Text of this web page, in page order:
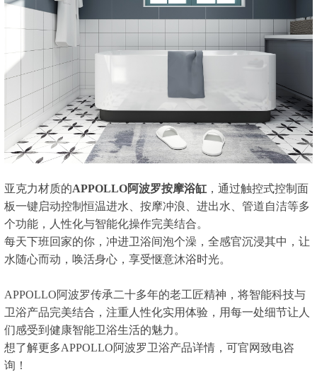
亚克力材质的APPOLLO阿波罗按摩浴缸，通过触控式控制面
板一键启动控制恒温进水、按摩冲浪、进出水、管道自洁等多
个功能，人性化与智能化操作完美结合。
每天下班回家的你，冲进卫浴间泡个澡，全感官沉浸其中，让
水随心而动，唤活身心，享受惬意沐浴时光。
APPOLLO阿波罗传承二十多年的老工匠精神，将智能科技与
卫浴产品完美结合，注重人性化实用体验，用每一处细节让人
们感受到健康智能卫浴生活的魅力。
想了解更多APPOLLO阿波罗卫浴产品详情，可官网致电咨
询！